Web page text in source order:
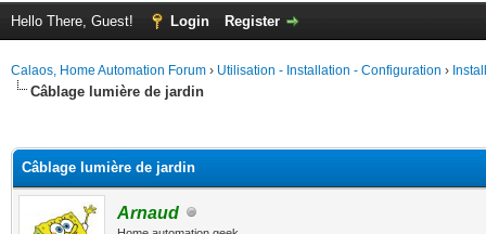
Hello There, Guest! Login Register
Calaos, Home Automation Forum › Utilisation - Installation - Configuration ›
Câblage lumière de jardin
Câblage lumière de jardin
Arnaud